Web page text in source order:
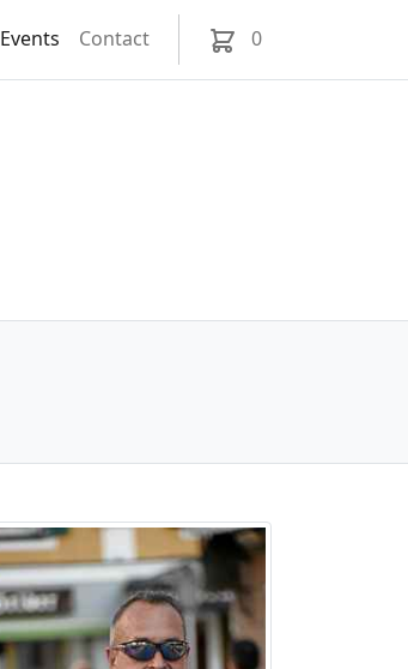
Events Contact 0